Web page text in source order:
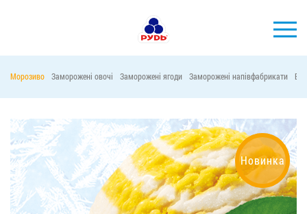
ПРОДУКЦІЯ
КОМПАНІЯ
СПОЖИВАЧАМ
АКЦІЇ
Морозиво Заморожені овочі Заморожені ягоди Заморожені напівфабрикати
Новинка